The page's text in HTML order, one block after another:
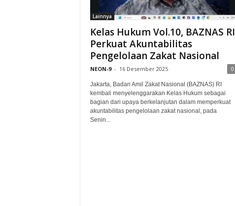
Lainnya
Kelas Hukum Vol.10, BAZNAS RI
Perkuat Akuntabilitas
Pengelolaan Zakat Nasional
NEON-9 - 16 Desember 2025 0
Jakarta, Badan Amil Zakat Nasional (BAZNAS) RI
kembali menyelenggarakan Kelas Hukum sebagai
bagian dari upaya berkelanjutan dalam memperkuat
akuntabilitas pengelolaan zakat nasional, pada
Senin...